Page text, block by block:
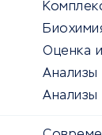
Оценка
Анализы
Анализы